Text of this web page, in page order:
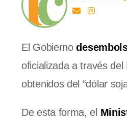
El Gobierno
oficializada a través
obtenidos del “dólar
De esta forma, el